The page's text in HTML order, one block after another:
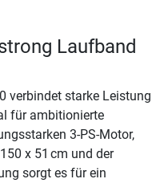
Laufband
verbindet starke Leistung
für ambitionierte
3-PS-Motor,
x 51 cm und der
sorgt es für ein